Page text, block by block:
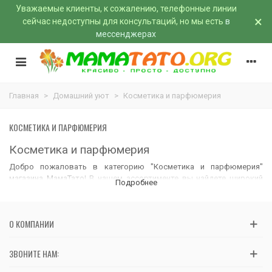
Уважаемые клиенты, к сожалению, телефонные линии
сейчас недоступны для консультаций, но мы есть в
мессенджерах
×
Главная > Домашний уют > Косметика и парфюмерия
КОСМЕТИКА И ПАРФЮМЕРИЯ
Косметика и парфюмерия
Добро пожаловать в категорию "Косметика и парфюмерия"
магазина МамаТато ! В нашем ассортименте вы найдете широкий
выбор продуктов для ухода за кожей, волосами, ногтями, а также
товар для домашнего уюта
Подробнее
О КОМПАНИИ
ЗВОНИТЕ НАМ: